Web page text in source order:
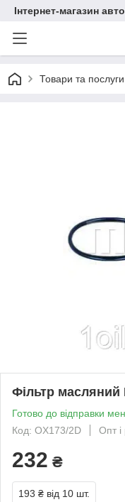
Інтернет-магазин
Товари та послуги
Фільтр масляний
Готово до відправки
Код: OX173/2D
Опт і
232 ₴
193 ₴ від 10 шт.